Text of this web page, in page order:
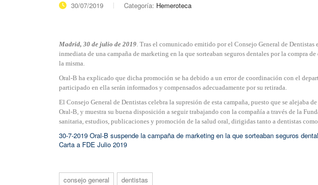
30/07/2019 Categoría: Hemeroteca
Madrid, 30 de julio de 2019. Tras el comunicado emitido por el Consejo General de
inmediata de una campaña de marketing en la que sorteaban seguros dentales por la compra
la misma.
Oral-B ha explicado que dicha promoción se ha debido a un error de coordinación con el
participado en ella serán informados y compensados adecuadamente por su retirada.
El Consejo General de Dentistas celebra la supresión de esta campaña, puesto que se alejaba
Oral-B, y muestra su buena disposición a seguir trabajando con la compañía a través de la
sanitaria, estudios, publicaciones y promoción de la salud oral, dirigidas tanto a dentistas
30-7-2019 Oral-B suspende la campaña de marketing en la que sorteaban seguros
Carta a FDE Julio 2019
consejo general dentistas